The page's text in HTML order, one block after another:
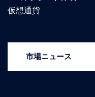
仮想通貨
市場ニュース